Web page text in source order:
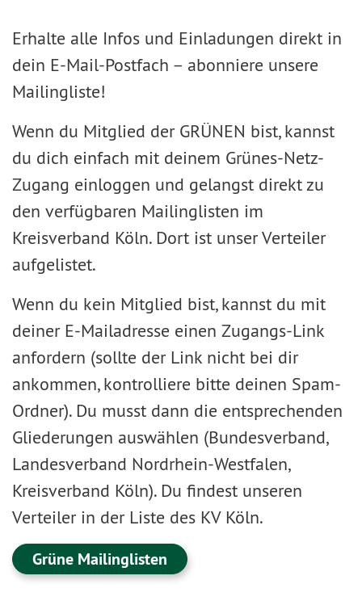
Erhalte alle Infos und Einladungen direkt in
dein E-Mail-Postfach – abonniere unsere
Mailingliste!
Wenn du Mitglied der GRÜNEN bist, kannst
du dich einfach mit deinem Grünes-Netz-
Zugang einloggen und gelangst direkt zu
den verfügbaren Mailinglisten im
Kreisverband Köln. Dort ist unser Verteiler
aufgelistet.
Wenn du kein Mitglied bist, kannst du mit
deiner E-Mailadresse einen Zugangs-Link
anfordern (sollte der Link nicht bei dir
ankommen, kontrolliere bitte deinen Spam-
Ordner). Du musst dann die entsprechenden
Gliederungen auswählen (Bundesverband,
Landesverband Nordrhein-Westfalen,
Kreisverband Köln). Du findest unseren
Verteiler in der Liste des KV Köln.
Grüne Mailinglisten